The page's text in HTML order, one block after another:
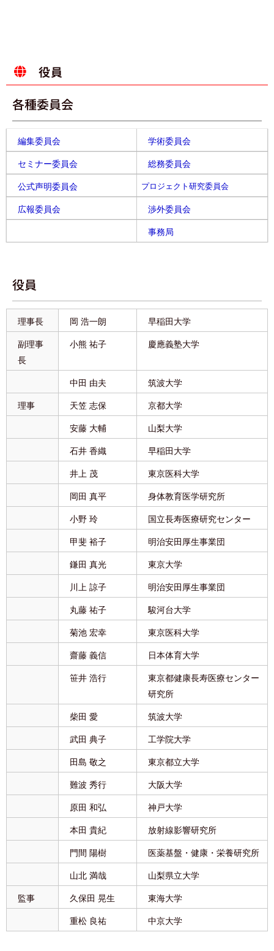
役員
各種委員会
編集委員会 学術委員会
セミナー委員会 総務委員会
公式声明委員会 プロジェクト研究委員会
広報委員会 渉外委員会
事務局
役員
理事長 岡 浩一朗 早稲田大学
副理事
長
小熊 祐子 慶應義塾大学
中田 由夫 筑波大学
理事 天笠 志保 京都大学
安藤 大輔 山梨大学
石井 香織 早稲田大学
井上 茂 東京医科大学
岡田 真平 身体教育医学研究所
小野 玲 国立長寿医療研究センター
甲斐 裕子 明治安田厚生事業団
鎌田 真光 東京大学
川上 諒子 明治安田厚生事業団
丸藤 祐子 駿河台大学
菊池 宏幸 東京医科大学
齋藤 義信 日本体育大学
笹井 浩行
東京都健康長寿医療センター
研究所
柴田 愛 筑波大学
武田 典子 工学院大学
田島 敬之 東京都立大学
難波 秀行 大阪大学
原田 和弘 神戸大学
本田 貴紀 放射線影響研究所
門間 陽樹 医薬基盤・健康・栄養研究所
山北 満哉 山梨県立大学
監事 久保田 晃生 東海大学
重松 良祐 中京大学